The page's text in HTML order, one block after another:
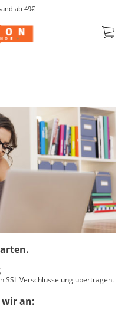
ab 49€
SSL Verschlüsselung übertragen.
wir an: